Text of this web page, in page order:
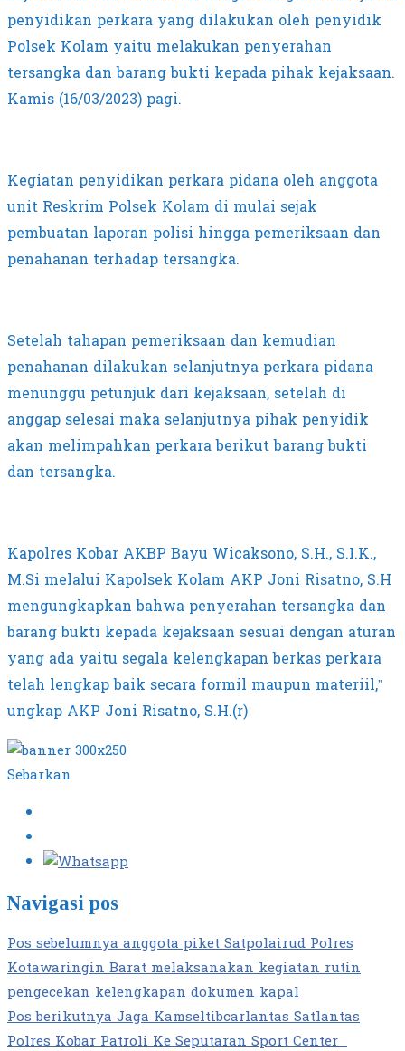
penyidikan perkara yang dilakukan oleh penyidik
Polsek Kolam yaitu melakukan penyerahan
tersangka dan barang bukti kepada pihak kejaksaan.
Kamis (16/03/2023) pagi.
Kegiatan penyidikan perkara pidana oleh anggota
unit Reskrim Polsek Kolam di mulai sejak
pembuatan laporan polisi hingga pemeriksaan dan
penahanan terhadap tersangka.
Setelah tahapan pemeriksaan dan kemudian
penahanan dilakukan selanjutnya perkara pidana
menunggu petunjuk dari kejaksaan, setelah di
anggap selesai maka selanjutnya pihak penyidik
akan melimpahkan perkara berikut barang bukti
dan tersangka.
Kapolres Kobar AKBP Bayu Wicaksono, S.H., S.I.K.,
M.Si melalui Kapolsek Kolam AKP Joni Risatno, S.H
mengungkapkan bahwa penyerahan tersangka dan
barang bukti kepada kejaksaan sesuai dengan aturan
yang ada yaitu segala kelengkapan berkas perkara
telah lengkap baik secara formil maupun materiil,”
ungkap AKP Joni Risatno, S.H.(r)
Sebarkan
Navigasi pos
Pos sebelumnyaanggota piket Satpolairud Polres
Kotawaringin Barat melaksanakan kegiatan rutin
pengecekan kelengkapan dokumen kapal
Pos berikutnyaJaga Kamseltibcarlantas Satlantas
Polres Kobar Patroli Ke Seputaran Sport Center